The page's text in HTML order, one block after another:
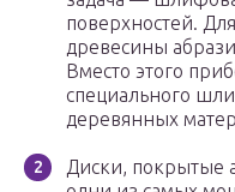
поверхностей.
древесины
Вместо этого
специального
деревянных
Диски, покрытые